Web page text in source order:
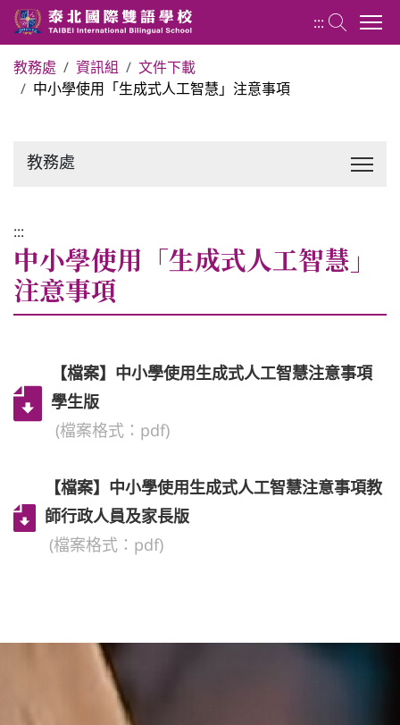
教務處 資訊組
文件下載
中小學使用「生成式人工智慧」注意事項
教務處
:::
中小學使用「生成式人工智慧」
注意事項
【檔案】中小學使用生成式人工智慧注意事項
學生版
(檔案格式：pdf)
【檔案】中小學使用生成式人工智慧注意事項教
師行政人員及家長版
(檔案格式：pdf)
:::
關於泰北
行事曆
校內分機表
普通型高中
技術型高中
雙語國中部